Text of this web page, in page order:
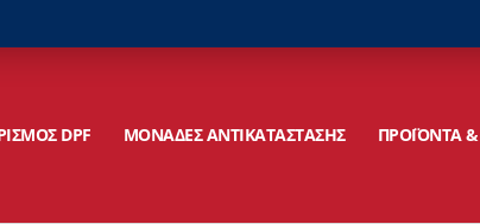
DPF ΜΟΝΑΔΕΣ ΑΝΤΙΚΑΤΑΣΤΑΣΗΣ ΠΡΟΪΟΝΤΑ